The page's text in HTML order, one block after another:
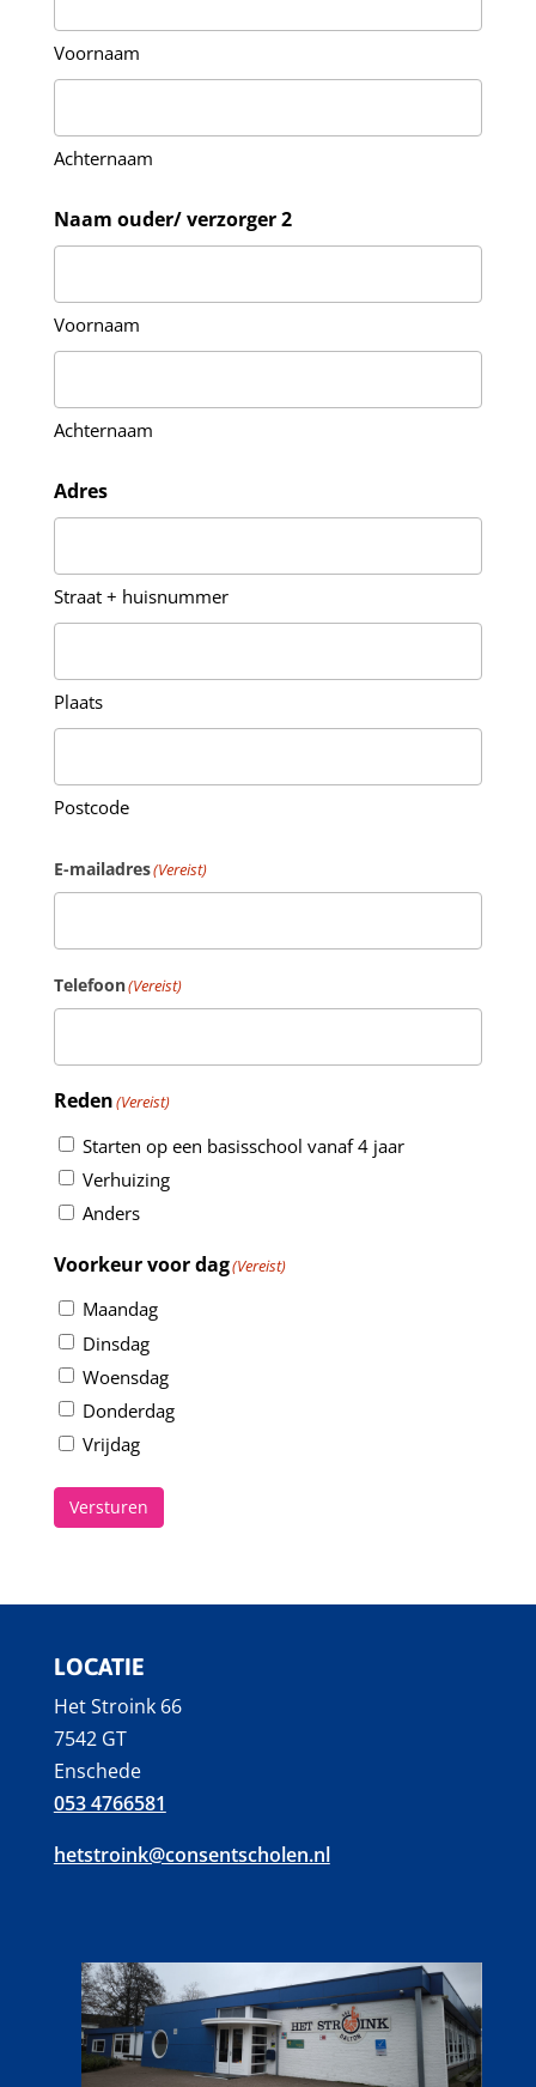
Voornaam
Achternaam
Naam ouder/ verzorger 2
Voornaam
Achternaam
Adres
Straat + huisnummer
Plaats
Postcode
E-mailadres(Vereist)
Telefoon(Vereist)
Reden(Vereist)
Starten op een basisschool vanaf 4 jaar
Verhuizing
Anders
Voorkeur voor dag(Vereist)
Maandag
Dinsdag
Woensdag
Donderdag
Vrijdag
Versturen
LOCATIE
Het Stroink 66
7542 GT
Enschede
053 4766581
hetstroink@consentscholen.nl